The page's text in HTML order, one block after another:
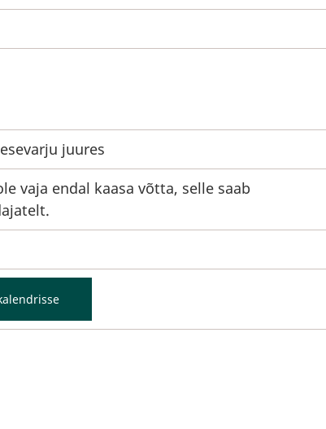
juures
vaja endal kaasa võtta, selle saab